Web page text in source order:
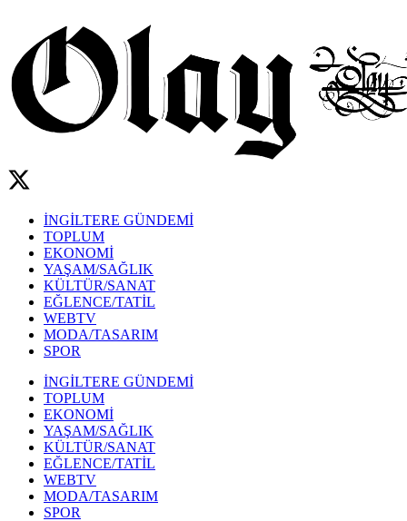
İNGİLTERE GÜNDEMİ
TOPLUM
EKONOMİ
YAŞAM/SAĞLIK
KÜLTÜR/SANAT
EĞLENCE/TATİL
WEBTV
MODA/TASARIM
SPOR
İNGİLTERE GÜNDEMİ
TOPLUM
EKONOMİ
YAŞAM/SAĞLIK
KÜLTÜR/SANAT
EĞLENCE/TATİL
WEBTV
MODA/TASARIM
SPOR